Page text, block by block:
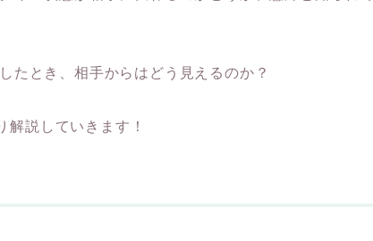
たとき、相手からはどう見えるのか？
解説していきます！